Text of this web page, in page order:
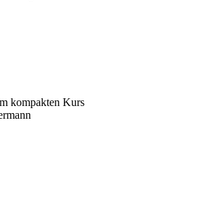
kompakten Kurs